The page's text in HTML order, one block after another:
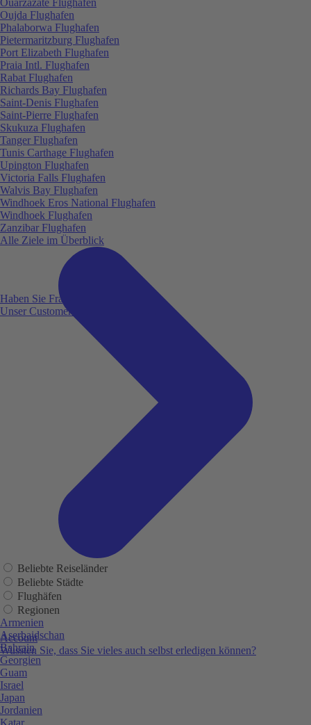
Haben Sie Fragen?
Unser Customer Service ist für Sie da!
Account
Wussten Sie, dass Sie vieles auch selbst erledigen können?
Oujda Flughafen
Phalaborwa Flughafen
Pietermaritzburg Flughafen
Port Elizabeth Flughafen
Praia Intl. Flughafen
Rabat Flughafen
Richards Bay Flughafen
Saint-Denis Flughafen
Saint-Pierre Flughafen
Skukuza Flughafen
Tanger Flughafen
Tunis Carthage Flughafen
Upington Flughafen
Victoria Falls Flughafen
Walvis Bay Flughafen
Windhoek Eros National Flughafen
Windhoek Flughafen
Zanzibar Flughafen
Alle Ziele im Überblick
Beliebte Reiseländer
Beliebte Städte
Flughäfen
Regionen
Armenien
Aserbaidschan
Bahrain
Georgien
Guam
Israel
Japan
Jordanien
Katar